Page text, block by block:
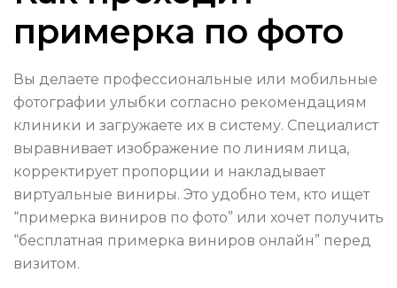
примерка по фото
Вы делаете профессиональные или мобильные
фотографии улыбки согласно рекомендациям
клиники и загружаете их в систему. Специалист
выравнивает изображение по линиям лица,
корректирует пропорции и накладывает
виртуальные виниры. Это удобно тем, кто ищет
“примерка виниров по фото” или хочет получить
“бесплатная примерка виниров онлайн” перед
визитом.